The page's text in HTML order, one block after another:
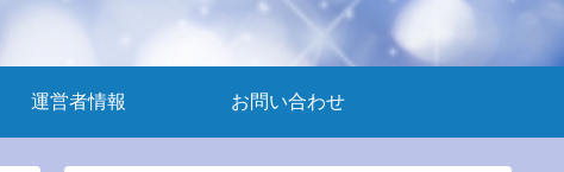
運営者情報 お問い合わせ